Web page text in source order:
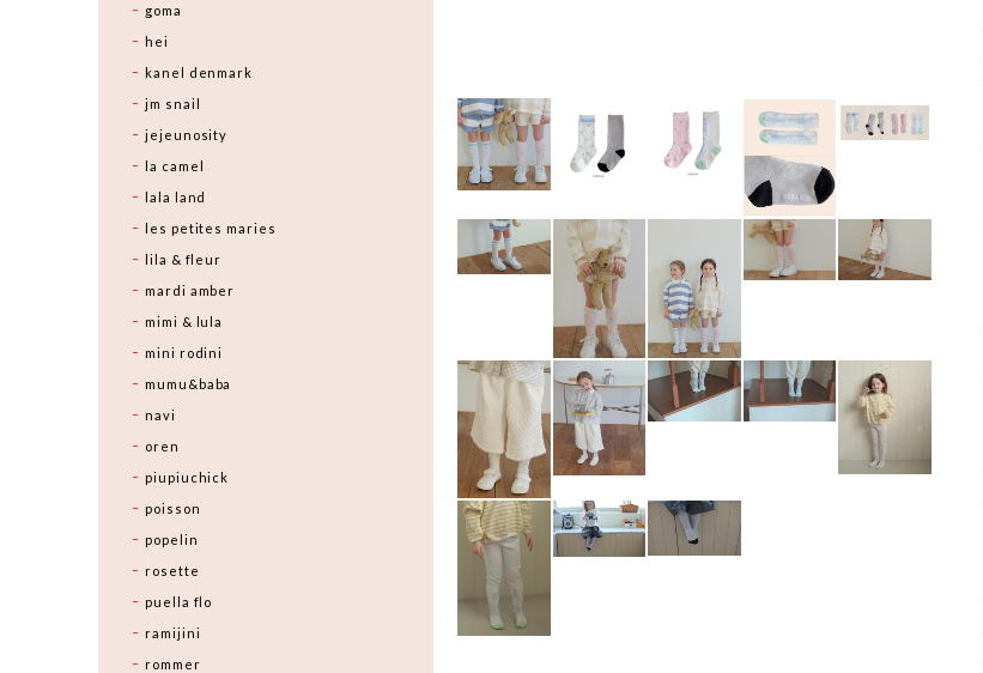
goma
hei
kanel denmark
jm snail
jejeunosity
la camel
lala land
les petites maries
lila & fleur
mardi amber
mimi & lula
mini rodini
mumu&baba
navi
oren
piupiuchick
poisson
popelin
rosette
puella flo
ramijini
rommer